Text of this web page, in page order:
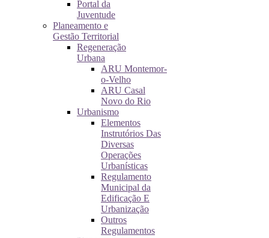
Portal da
Juventude
Planeamento e
Gestão Territorial
Regeneração
Urbana
ARU Montemor-
o-Velho
ARU Casal
Novo do Rio
Urbanismo
Elementos
Instrutórios Das
Diversas
Operações
Urbanísticas
Regulamento
Municipal da
Edificação E
Urbanização
Outros
Regulamentos